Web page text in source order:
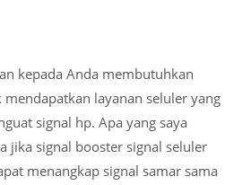
kepada Anda membutuhkan
layanan seluler yang
signal hp. Apa yang saya
jika signal booster signal seluler
menangkap signal samar sama